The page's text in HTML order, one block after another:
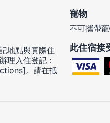
地點與實際住
理入住登記：
。請在抵
寵物
不可攜帶
此住宿接